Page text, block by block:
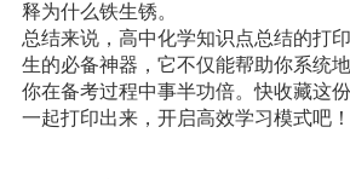
释为什么铁生锈。
总结来说，高中化学知识点总结的打
生的必备神器，它不仅能帮助你系统
你在备考过程中事半功倍。快收藏这
一起打印出来，开启高效学习模式吧